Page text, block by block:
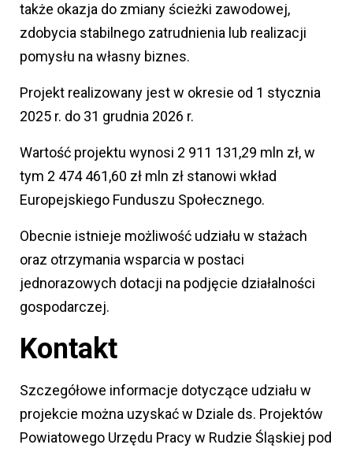
także okazja do zmiany ścieżki zawodowej,
zdobycia stabilnego zatrudnienia lub realizacji
pomysłu na własny biznes.
Projekt realizowany jest w okresie od 1 stycznia
2025 r. do 31 grudnia 2026 r.
Wartość projektu wynosi 2 911 131,29 mln zł, w
tym 2 474 461,60 zł mln zł stanowi wkład
Europejskiego Funduszu Społecznego.
Obecnie istnieje możliwość udziału w stażach
oraz otrzymania wsparcia w postaci
jednorazowych dotacji na podjęcie działalności
gospodarczej.
Kontakt
Szczegółowe informacje dotyczące udziału w
projekcie można uzyskać w Dziale ds. Projektów
Powiatowego Urzędu Pracy w Rudzie Śląskiej pod